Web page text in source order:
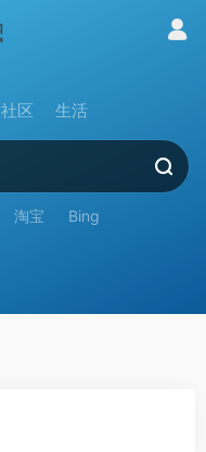
社区 生活
淘宝 Bing